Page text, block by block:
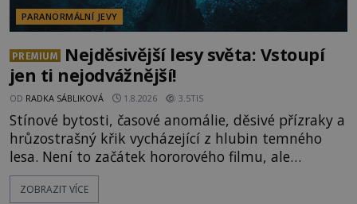
PARANORMÁLNÍ JEVY
PREMIUM
Nejděsivější lesy světa: Vstoupí
jen ti nejodvážnější!
OD RADKA SÁBLIKOVÁ 1.8.2026 3.5TIS
Stínové bytosti, časové anomálie, děsivé přízraky a
hrůzostrašný křik vycházející z hlubin temného
lesa. Není to začátek hororového filmu, ale
události, které popisují návštěvníci lesů, které jsou
označovány jako nejděsivější na světě. Lidé bydlící
ZOBRAZIT VÍCE